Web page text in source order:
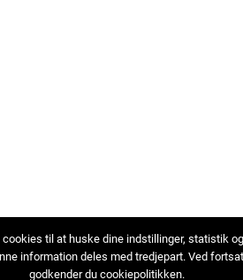
til at huske dine indstillinger, statistik
information deles med tredjepart. Ved
godkender du cookiepolitikken.